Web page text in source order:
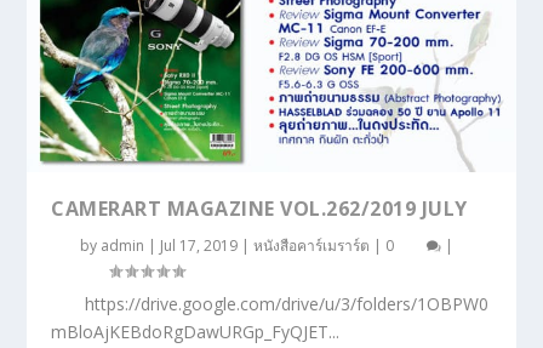
CAMERART MAGAZINE VOL.262/2019 JULY
by admin | Jul 17, 2019 |หนังสือคาร์เมราร์ต | 0 |
https://drive.google.com/drive/u/3/folders/1OBPW0
mBloAjKEBdoRgDawURGp_FyQJET...